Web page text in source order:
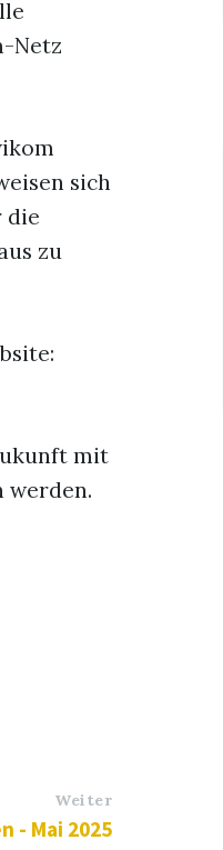
Netz
sich
die
zu
mit
werden.
Weiter
- Mai 2025